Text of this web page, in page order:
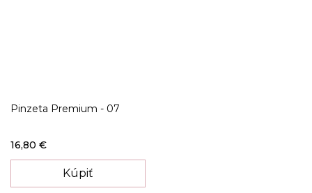
Pinzeta Premium - 07
16,80 €
Kúpiť